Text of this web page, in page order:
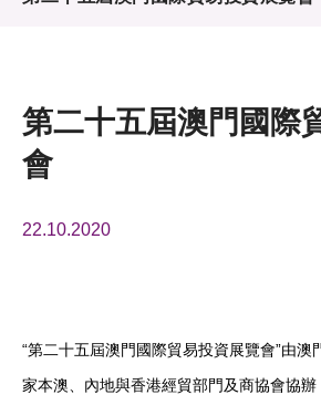
第二十五屆澳門國際
會
22.10.2020
“第二十五屆澳門國際貿易投資展覽會”由
家本澳、內地與香港經貿部門及商協會協